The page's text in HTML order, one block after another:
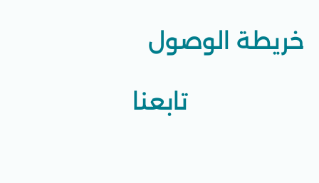
تابعنا
خريطة الوصول